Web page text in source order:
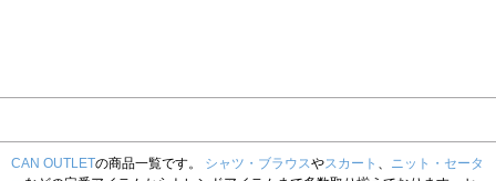
CAN OUTLETの商品一覧です。 シャツ・ブラウスやスカート 、 ニット・セータ